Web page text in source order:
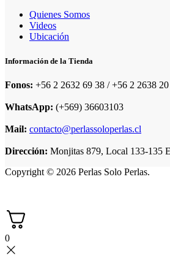
Quienes Somos
Videos
Ubicación
Información de la Tienda
Fonos: +56 2 2632 69 38 / +56 2 2638
WhatsApp: (+569) 36603103
Mail: contacto@perlassoloperlas.cl
Dirección: Monjitas 879, Local 133-135
Copyright © 2026 Perlas Solo Perlas.
0